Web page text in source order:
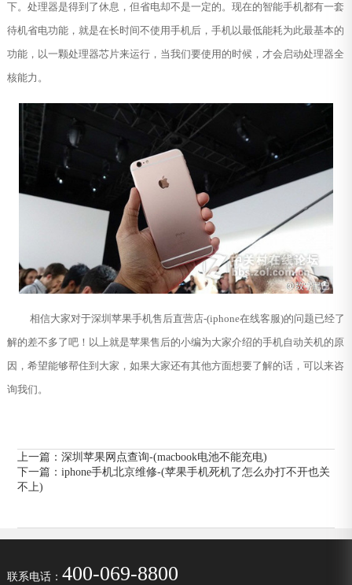
下。处理器是得到了休息，但省电却不是一定的。现在的智能手机都有一套
待机省电功能，就是在长时间不使用手机后，手机以最低能耗为此最基本的
功能，以一颗处理器芯片来运行，当我们要使用的时候，才会启动处理器全
核能力。
相信大家对于深圳苹果手机售后直营店-(iphone在线客服)的问题已经了
解的差不多了吧！以上就是苹果售后的小编为大家介绍的手机自动关机的原
因，希望能够帮住到大家，如果大家还有其他方面想要了解的话，可以来咨
询我们。
上一篇：深圳苹果网点查询-(macbook电池不能充电)
下一篇：iphone手机北京维修-(苹果手机死机了怎么办打不开也关
不上)
联系电话： 400-069-8800